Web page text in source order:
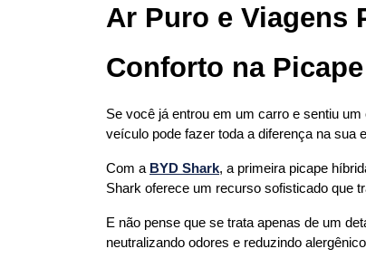
Ar Puro e Viagens
Conforto na
Se você já entrou em um carro e sentiu
veículo pode fazer toda a diferença na sua
Com a BYD Shark, a primeira picape
Shark oferece um recurso sofisticado que
E não pense que se trata apenas de um
neutralizando odores e reduzindo